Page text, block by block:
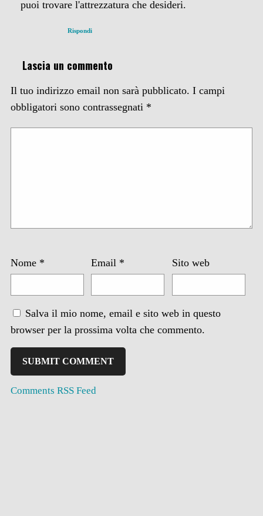
puoi trovare l'attrezzatura che desideri.
Rispondi
Lascia un commento
Il tuo indirizzo email non sarà pubblicato. I campi
obbligatori sono contrassegnati *
Nome * Email * Sito web
Salva il mio nome, email e sito web in questo
browser per la prossima volta che commento.
Comments RSS Feed